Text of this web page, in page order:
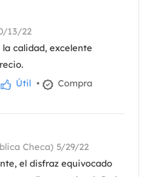
13/22
calidad, excelente
Útil •
Compra
Checa) 5/29/22
el disfraz equivocado